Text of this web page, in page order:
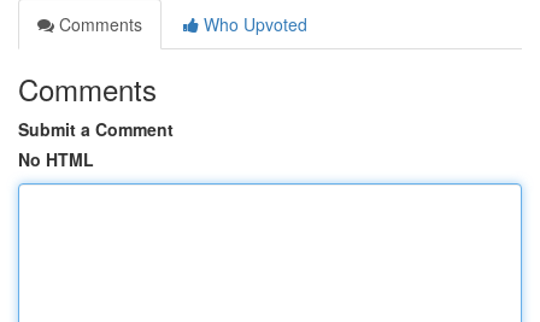
Comments
Who Upvoted
Comments
Submit a Comment
No HTML